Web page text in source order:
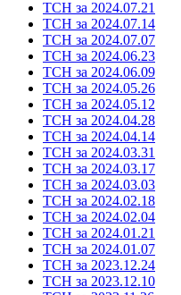
ТСН за 2024.07.21
ТСН за 2024.07.14
ТСН за 2024.07.07
ТСН за 2024.06.23
ТСН за 2024.06.09
ТСН за 2024.05.26
ТСН за 2024.05.12
ТСН за 2024.04.28
ТСН за 2024.04.14
ТСН за 2024.03.31
ТСН за 2024.03.17
ТСН за 2024.03.03
ТСН за 2024.02.18
ТСН за 2024.02.04
ТСН за 2024.01.21
ТСН за 2024.01.07
ТСН за 2023.12.24
ТСН за 2023.12.10